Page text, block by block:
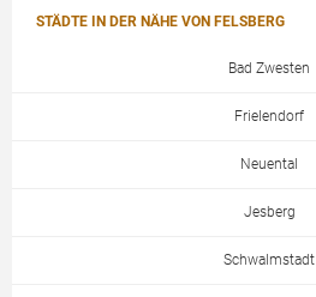
STÄDTE IN DER NÄHE VON FELSBERG
Bad Zwesten
Frielendorf
Neuental
Jesberg
Schwalmstadt